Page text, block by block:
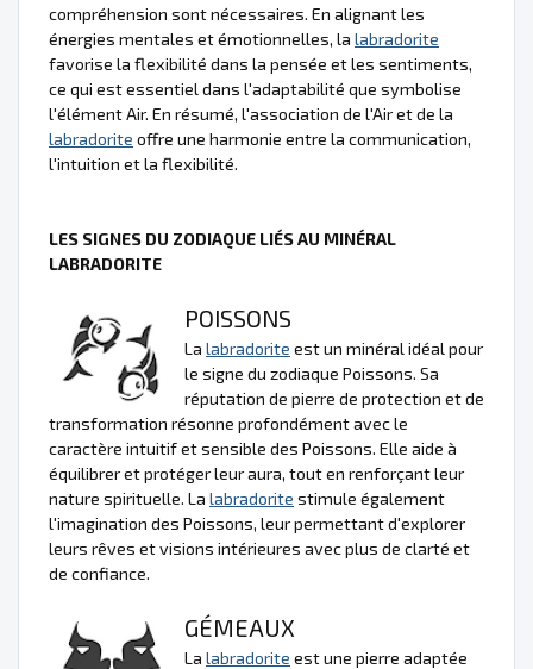
compréhension sont nécessaires. En alignant les
énergies mentales et émotionnelles, la labradorite
favorise la flexibilité dans la pensée et les sentiments,
ce qui est essentiel dans l'adaptabilité que symbolise
l'élément Air. En résumé, l'association de l'Air et de la
labradorite offre une harmonie entre la communication,
l'intuition et la flexibilité.
LES SIGNES DU ZODIAQUE LIÉS AU MINÉRAL
LABRADORITE
POISSONS
La labradorite est un minéral idéal pour
le signe du zodiaque Poissons. Sa
réputation de pierre de protection et de
transformation résonne profondément avec le
caractère intuitif et sensible des Poissons. Elle aide à
équilibrer et protéger leur aura, tout en renforçant leur
nature spirituelle. La labradorite stimule également
l'imagination des Poissons, leur permettant d'explorer
leurs rêves et visions intérieures avec plus de clarté et
de confiance.
GÉMEAUX
La labradorite est une pierre adaptée